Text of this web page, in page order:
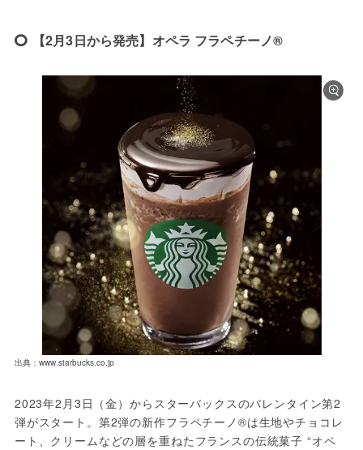
【2月3日から発売】オペラ フラペチーノ®
出典：www.starbucks.co.jp
2023年2月3日（金）からスターバックスのバレンタイン第2
弾がスタート。第2弾の新作フラペチーノ®は生地やチョコレ
ート、クリームなどの層を重ねたフランスの伝統菓子 “オペ